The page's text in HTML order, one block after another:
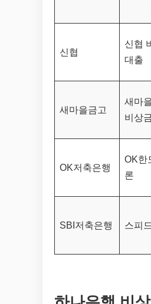
신협
신협
대출
새마을금고
새마
비상
OK저축은행
OK한
론
SBI저축은행 스피